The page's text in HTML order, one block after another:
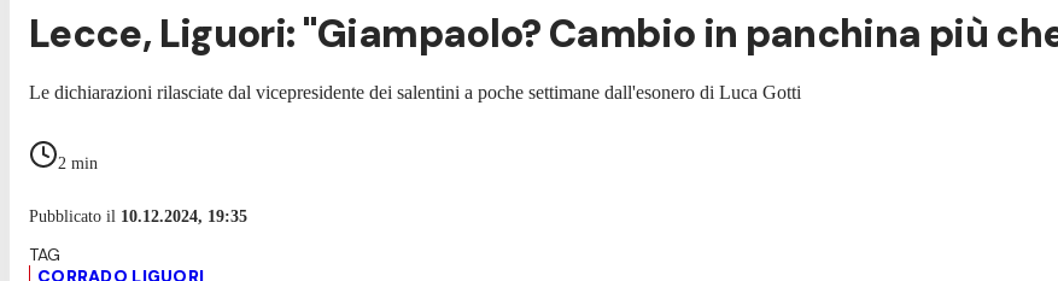
Lecce, Liguori: "Giampaolo? Cambio in panchina più
Le dichiarazioni rilasciate dal vicepresidente dei salentini a poche settimane dall'esonero di Luca Gotti
2 min
Pubblicato il 10.12.2024, 19:35
CORRADO LIGUORI